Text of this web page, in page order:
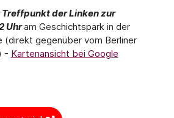
Treffpunkt der Linken zur
Uhram Geschichtspark in der
(direkt gegenüber vom Berliner
- Kartenansicht bei Google